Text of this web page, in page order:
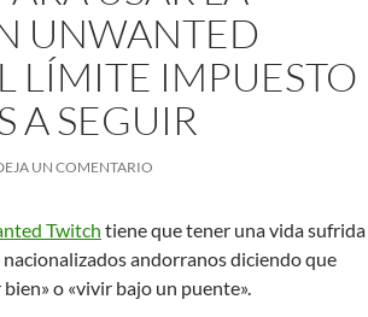
UNWANTED
LÍMITE IMPUESTO
A SEGUIR
UN COMENTARIO
Twitch tiene que tener una vida sufrida
andorranos diciendo que
o «vivir bajo un puente».